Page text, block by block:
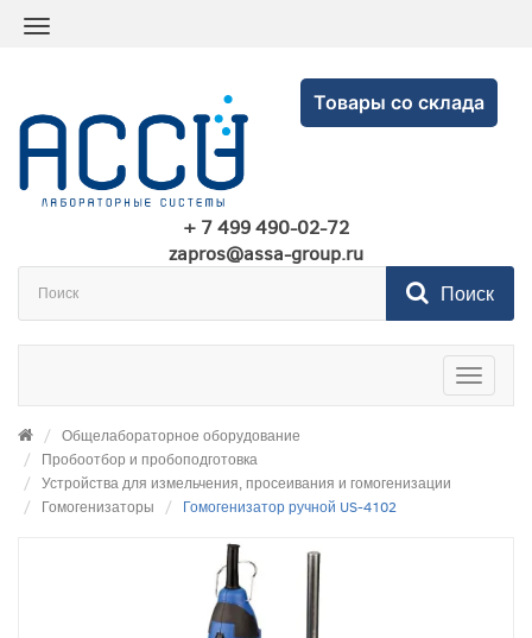
Товары со склада
+ 7 499 490-02-72
zapros@assa-group.ru
Поиск
Toggle
Общелабораторное оборудование
Пробоотбор и пробоподготовка
Устройства для измельчения, просеивания и гомогенизации
Гомогенизаторы
Гомогенизатор ручной US-4102